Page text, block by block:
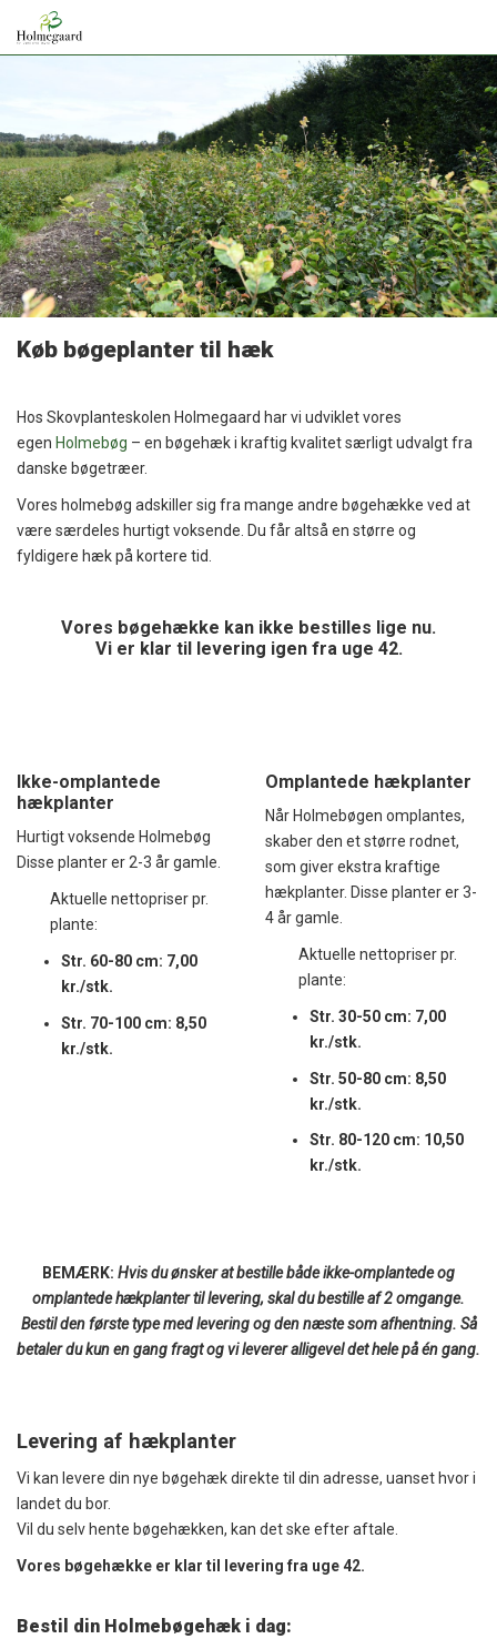
SKOVPLANTER
BØGEHÆK
PLANTER TIL JULETRÆER
LÆHEGNSPLANTER
OM HOLMEGAARD
Køb bøgeplanter til hæk
Hos Skovplanteskolen Holmegaard har vi udviklet vores
egen Holmebøg – en bøgehæk i kraftig kvalitet særligt udvalgt fra
danske bøgetræer.
Vores holmebøg adskiller sig fra mange andre bøgehække ved at
være særdeles hurtigt voksende. Du får altså en større og
fyldigere hæk på kortere tid.
Vores bøgehække kan ikke bestilles lige nu.
Vi er klar til levering igen fra uge 42.
Ikke-omplantede
hækplanter
Hurtigt voksende Holmebøg
Disse planter er 2-3 år gamle.
Aktuelle nettopriser pr.
plante:
Str. 60-80 cm: 7,00
kr./stk.
Str. 70-100 cm: 8,50
kr./stk.
Omplantede hækplanter
Når Holmebøgen omplantes,
skaber den et større rodnet,
som giver ekstra kraftige
hækplanter. Disse planter er 3-
4 år gamle.
Aktuelle nettopriser pr.
plante:
Str. 30-50 cm: 7,00
kr./stk.
Str. 50-80 cm: 8,50
kr./stk.
Str. 80-120 cm: 10,50
kr./stk.
BEMÆRK: Hvis du ønsker at bestille både ikke-omplantede og
omplantede hækplanter til levering, skal du bestille af 2 omgange.
Bestil den første type med levering og den næste som afhentning. Så
betaler du kun en gang fragt og vi leverer alligevel det hele på én gang.
Levering af hækplanter
Vi kan levere din nye bøgehæk direkte til din adresse, uanset hvor i
landet du bor.
Vil du selv hente bøgehækken, kan det ske efter aftale.
Vores bøgehække er klar til levering fra uge 42.
Bestil din Holmebøgehæk i dag: